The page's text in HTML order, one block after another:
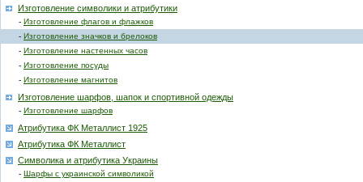
Изготовление символики и атрибутики
- Изготовление флагов и флажков
- Изготовление значков и брелоков
- Изготовление настенных часов
- Изготовление посуды
- Изготовление магнитов
Изготовление шарфов, шапок и спортивной одежды
- Изготовление шарфов
Атрибутика ФК Металлист 1925
Атрибутика ФК Металлист
Символика и атрибутика Украины
- Шарфы с украинской символикой